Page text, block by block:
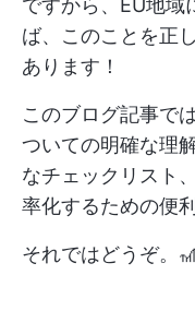
ですから、EU地域
ば、このことを正
あります！
このブログ記事で
ついての明確な理
なチェックリスト
率化するための便
それではどうぞ。